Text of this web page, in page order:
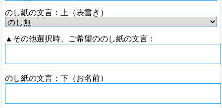
のし紙の文言：上（表書き）
▲その他選択時、ご希望ののし紙の文言：
のし紙の文言：下（お名前）